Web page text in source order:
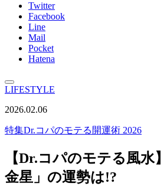
Twitter
Facebook
Line
Mail
Pocket
Hatena
LIFESTYLE
2026.02.06
特集Dr.コパのモテる開運術 2026
【Dr.コパのモテる風水
金星」の運勢は!?